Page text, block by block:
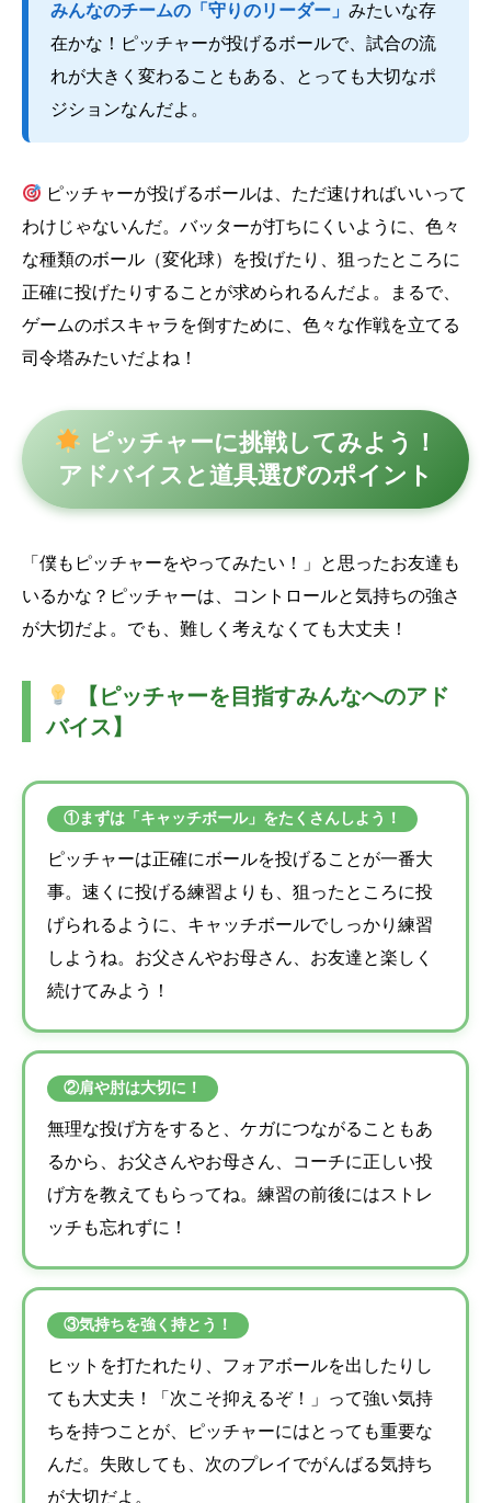
みんなのチームの「守りのリーダー」 みたいな存
在かな！ピッチャーが投げるボールで、試合の流
れが大きく変わることもある、とっても大切なポ
ジションなんだよ。
ピッチャーが投げるボールは、ただ速ければいいって
わけじゃないんだ。バッターが打ちにくいように、色々
な種類のボール（変化球）を投げたり、狙ったところに
正確に投げたりすることが求められるんだよ。まるで、
ゲームのボスキャラを倒すために、色々な作戦を立てる
司令塔みたいだよね！
ピッチャーに挑戦してみよう！
アドバイスと道具選びのポイント
「僕もピッチャーをやってみたい！」と思ったお友達も
いるかな？ピッチャーは、コントロールと気持ちの強さ
が大切だよ。でも、難しく考えなくても大丈夫！
【ピッチャーを目指すみんなへのアド
バイス】
①まずは「キャッチボール」をたくさんしよう！
ピッチャーは正確にボールを投げることが一番大
事。速くに投げる練習よりも、狙ったところに投
げられるように、キャッチボールでしっかり練習
しようね。お父さんやお母さん、お友達と楽しく
続けてみよう！
②肩や肘は大切に！
無理な投げ方をすると、ケガにつながることもあ
るから、お父さんやお母さん、コーチに正しい投
げ方を教えてもらってね。練習の前後にはストレ
ッチも忘れずに！
③気持ちを強く持とう！
ヒットを打たれたり、フォアボールを出したりし
ても大丈夫！「次こそ抑えるぞ！」って強い気持
ちを持つことが、ピッチャーにはとっても重要な
んだ。失敗しても、次のプレイでがんばる気持ち
が大切だよ。